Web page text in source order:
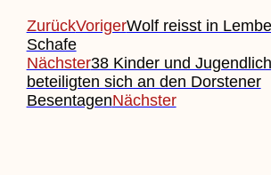
ZurückVorigerWolf reisst in
Schafe
Nächster38 Kinder und
beteiligten sich an den Dorstener
BesentagenNächster